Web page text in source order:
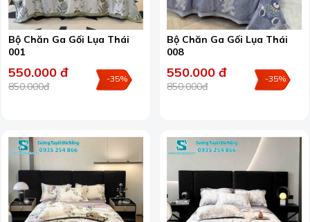
Bộ Chăn Ga Gối Lụa Thái
001
550.000 đ
850.000đ
-35%
Bộ Chăn Ga Gối Lụa Thái
008
550.000 đ
850.000đ
-35%